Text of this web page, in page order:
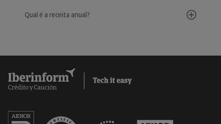
Qual é a receita anual?